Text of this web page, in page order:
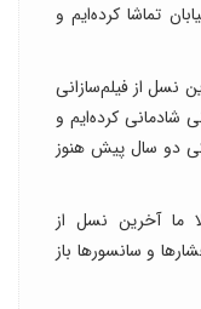
تماشا کرده‌ایم و
نسل از فیلم‌سازانی
کرده‌ایم و
دو سال پیش هنوز
ما آخرین نسل از
و سانسورها باز